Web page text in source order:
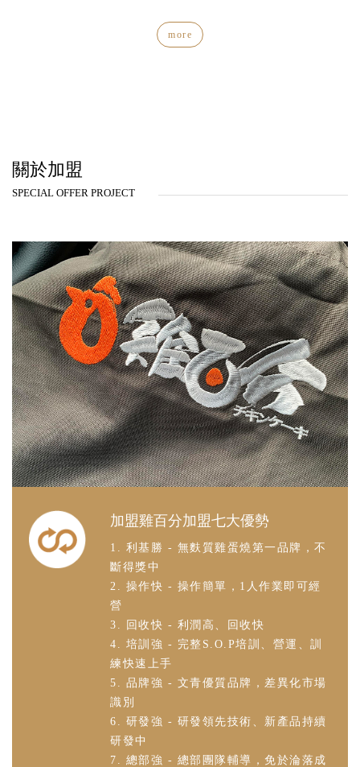
more
關於加盟
SPECIAL OFFER PROJECT
加盟雞百分加盟七大優勢
1. 利基勝 - 無麩質雞蛋燒第一品牌，不
斷得獎中
2. 操作快 - 操作簡單，1人作業即可經
營
3. 回收快 - 利潤高、回收快
4. 培訓強 - 完整S.O.P培訓、營運、訓
練快速上手
5. 品牌強 - 文青優質品牌，差異化市場
識別
6. 研發強 - 研發領先技術、新產品持續
研發中
7. 總部強 - 總部團隊輔導，免於淪落成